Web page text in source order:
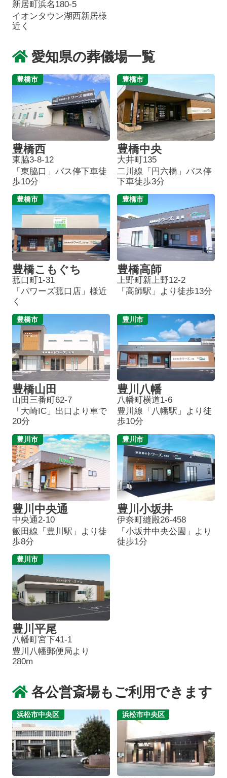
新居町浜名180-5
イオンタウン湖西新居様
近く
愛知県の葬儀場一覧
豊橋市
豊橋西
東脇3-8-12
「東脇口」バス停下車徒
歩10分
豊橋市
豊橋中央
大井町135
二川線「円六橋」バス停
下車徒歩3分
豊橋市
豊橋こもぐち
菰口町1-31
「パワーズ菰口店」様近
く
豊橋市
豊橋高師
上野町新上野12-2
「高師駅」より徒歩13分
豊橋市
豊橋山田
山田三番町62-7
「大崎IC」出口より車で
20分
豊川市
豊川八幡
八幡町横道1-6
豊川線「八幡駅」より徒
歩10分
豊川市
豊川中央通
中央通2-10
飯田線「豊川駅」より徒
歩8分
豊川市
豊川小坂井
伊奈町縫殿26-458
「小坂井中央公園」より
徒歩1分
豊川市
豊川平尾
八幡町宮下41-1
豊川八幡郵便局より
280m
各公営斎場もご利用できます
浜松市中央区 浜松市中央区